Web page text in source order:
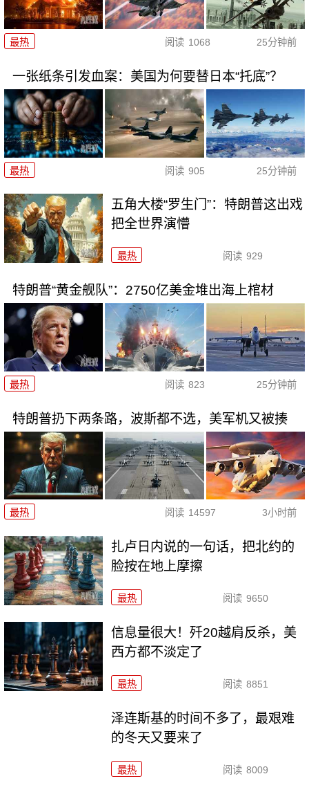
最热 阅读 1068 25分钟前
一张纸条引发血案：美国为何要替日本“托底”？
最热 阅读 905 25分钟前
五角大楼“罗生门”：特朗普这出戏
把全世界演懵
最热 阅读 929
特朗普“黄金舰队”：2750亿美金堆出海上棺材
最热 阅读 823 25分钟前
特朗普扔下两条路，波斯都不选，美军机又被揍
最热 阅读 14597 3小时前
扎卢日内说的一句话，把北约的
脸按在地上摩擦
最热 阅读 9650
信息量很大！歼20越肩反杀，美
西方都不淡定了
最热 阅读 8851
泽连斯基的时间不多了，最艰难
的冬天又要来了
最热 阅读 8009